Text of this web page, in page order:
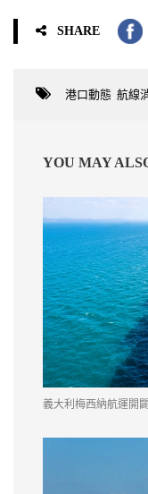
SHARE
港口動態 航線
YOU MAY
義大利梅西納航運開